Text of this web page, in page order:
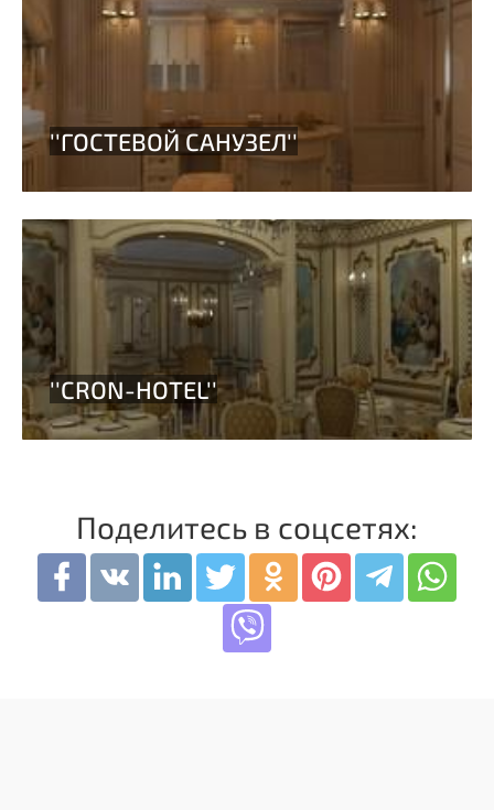
Поделитесь в соцсетях: